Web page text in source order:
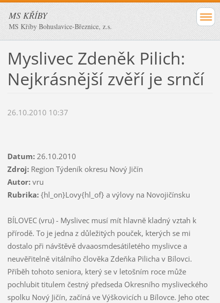
MS KŘÍBY
MS Kříby Bohuslavice-Březnice, z.s.
Myslivec Zdeněk Pilich:
Nejkrásnější zvěří je srnčí
26.10.2010 10:37
Datum:26.10.2010
Zdroj:Region Týdeník okresu Nový Jičín
Autor:vru
Rubrika:{hl_on}Lovy{hl_of} a výlovy na Novojičínsku
BÍLOVEC (vru) - Myslivec musí mít hlavně kladný vztah k
přírodě. To je jedna z důležitých pouček, kterých se mi
dostalo při návštěvě dvaaosmdesátiletého myslivce a
neuvěřitelně vitálního člověka Zdeňka Pilicha v Bílovci.
Příběh tohoto seniora, který se v letošním roce může
pochlubit titulem čestný předseda Okresního mysliveckého
spolku Nový Jičín, začíná ve Výškovicích u Bílovce. Jeho otec